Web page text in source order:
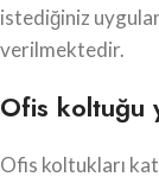
istediğiniz
verilmektedir.
Ofis koltuğu
Ofis koltukları